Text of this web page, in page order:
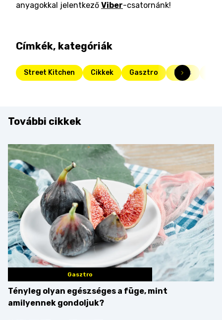
anyagokkal jelentkező Viber-csatornánk!
Címkék, kategóriák
Street Kitchen Cikkek Gasztro Friss
További cikkek
Gasztro
Tényleg olyan egészséges a füge, mint
amilyennek gondoljuk?